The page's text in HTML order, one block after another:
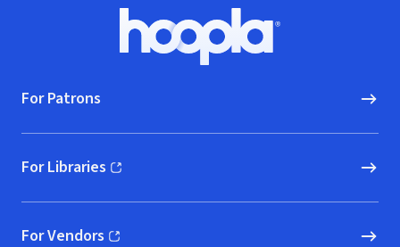
Hoopla logo, Go to homepage
For Patrons
For Libraries
(opens in new window)
For Vendors